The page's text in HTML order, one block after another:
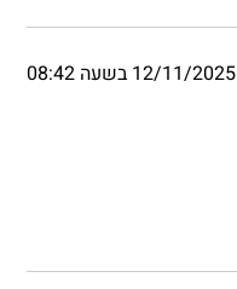
12/11/2025 בשעה 08:42